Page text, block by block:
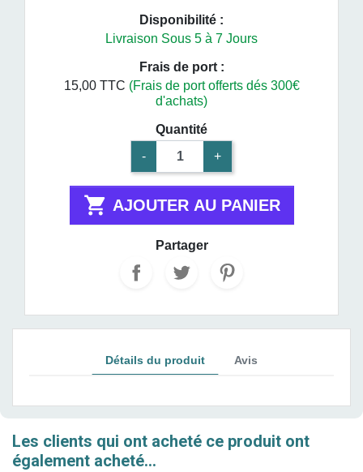
Disponibilité :
Livraison Sous 5 à 7 Jours
Frais de port :
15,00 TTC (Frais de port offerts dés 300€
d'achats)
Quantité
-
+
 AJOUTER AU PANIER
Partager
Détails du produit Avis
Les clients qui ont acheté ce produit ont
également acheté...